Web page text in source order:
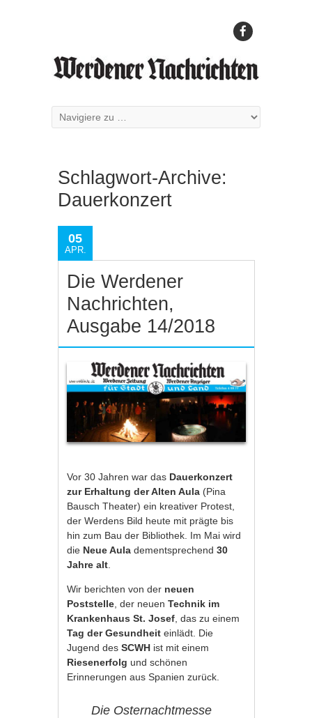
Schlagwort-Archive:
Dauerkonzert
05
APR.
Die Werdener
Nachrichten,
Ausgabe 14/2018
Vor 30 Jahren war das Dauerkonzert
zur Erhaltung der Alten Aula (Pina
Bausch Theater) ein kreativer Protest,
der Werdens Bild heute mit prägte bis
hin zum Bau der Bibliothek. Im Mai wird
die Neue Aula dementsprechend30
Jahre alt
Wir berichten von der neuen
Poststelle , der neuenTechnik im
Krankenhaus St. Josef , das zu einem
Tag der Gesundheit einlädt. Die
Jugend desSCWH ist mit einem
Riesenerfolg und schönen
Erinnerungen aus Spanien zurück.
Die Osternachtmesse